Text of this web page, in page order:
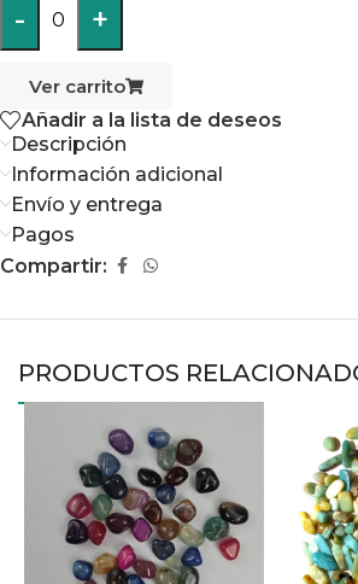
- 0 +
Ver carrito
Añadir a la lista de deseos
Descripción
Información adicional
Envío y entrega
Pagos
Compartir:
PRODUCTOS